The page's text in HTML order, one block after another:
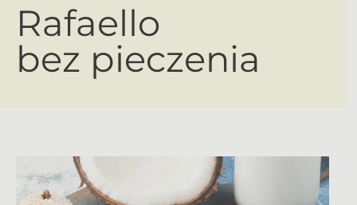
Rafaello
bez pieczenia